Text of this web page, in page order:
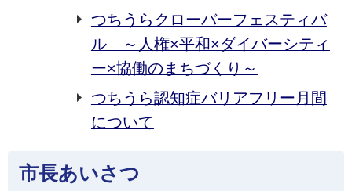
つちうらクローバーフェスティバ
ル ～人権×平和×ダイバーシティ
ー×協働のまちづくり～
つちうら認知症バリアフリー月間
について
市長あいさつ